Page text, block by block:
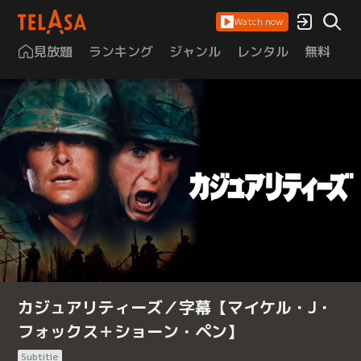
Watch now
見放題 ランキング ジャンル レンタル 無料
カジュアリティーズ／字幕【マイケル・J・
フォックス＋ショーン・ペン】
Subtitle